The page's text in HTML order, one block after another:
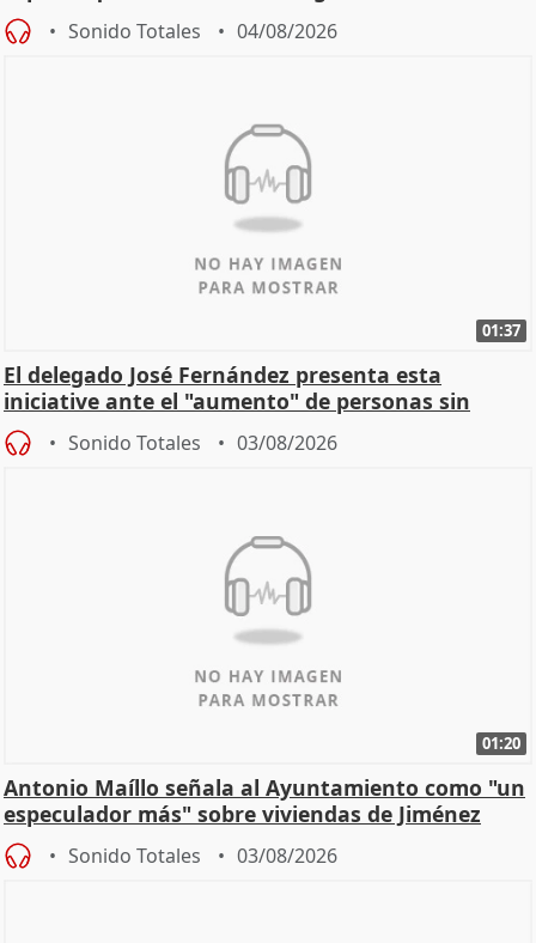
Sonido Totales 04/08/2026
01:37
El delegado José Fernández presenta esta
iniciative ante el "aumento" de personas sin
hogar en Madri
Sonido Totales 03/08/2026
01:20
Antonio Maíllo señala al Ayuntamiento como "un
especulador más" sobre viviendas de Jiménez
Becerril
Sonido Totales 03/08/2026